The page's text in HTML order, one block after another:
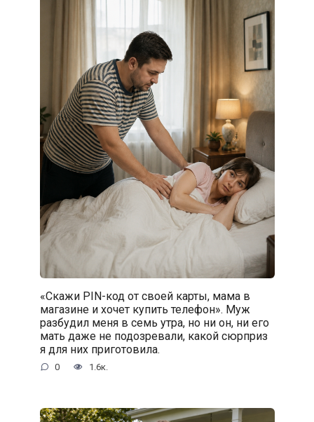
«Скажи PIN-код от своей карты, мама в
магазине и хочет купить телефон». Муж
разбудил меня в семь утра, но ни он, ни его
мать даже не подозревали, какой сюрприз
я для них приготовила.
0 1.6к.